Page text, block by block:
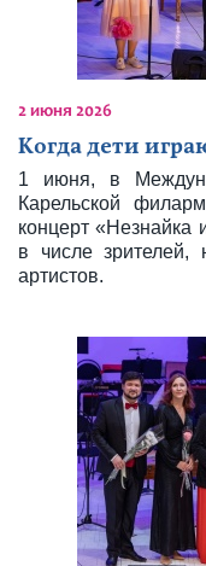
2 июня 2026
Когда дети
1 июня, в
Карельской
концерт «Незнайка
в числе
артистов.